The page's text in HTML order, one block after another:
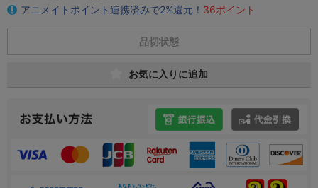
アニメイトポイント連携済みで2%還元！ 36ポイント
品切状態
お気に入りに追加